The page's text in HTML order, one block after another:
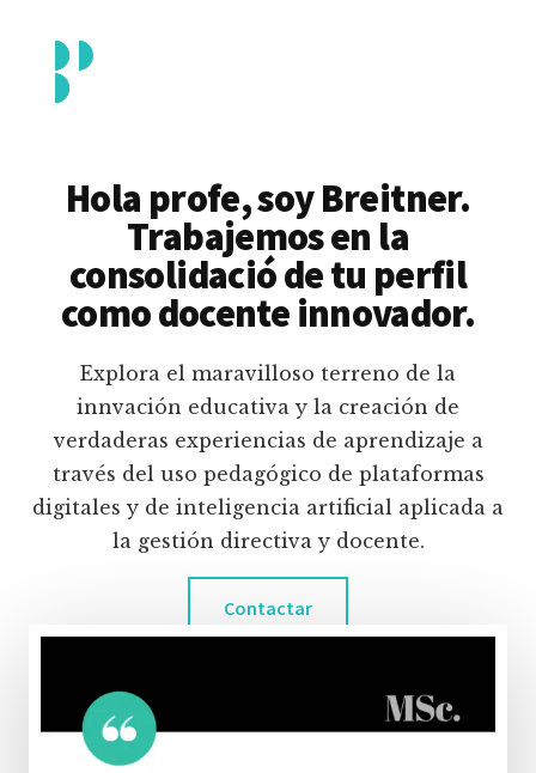
contenido
principal
menu
Piedrahita
docente
pedagógico
educativas
digitales
inteligencia
artificial.
Hola profe, soy Breitner.
Trabajemos en la
consolidació de tu perfil
como docente innovador.
Explora el maravilloso terreno de la
innvación educativa y la creación de
verdaderas experiencias de aprendizaje a
través del uso pedagógico de plataformas
digitales y de inteligencia artificial aplicada a
la gestión directiva y docente.
Contactar